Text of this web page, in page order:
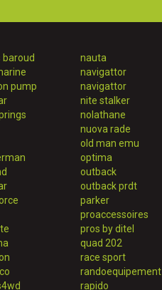
baroud
pump
nauta
navigattor
navigattor
nite stalker
nolathane
nuova rade
old man emu
optima
outback
outback prdt
parker
proaccessoires
pros by ditel
quad 202
race sport
randoequipement
rapido